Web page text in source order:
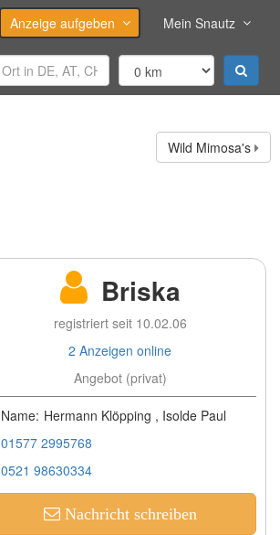
Anzeige aufgeben Mein Snautz
Wild Mimosa's
Briska
registriert seit 10.02.06
2 Anzeigen online
Angebot (privat)
Name: Hermann Klöpping , Isolde Paul
01577 2995768
0521 98630334
Nachricht schreiben